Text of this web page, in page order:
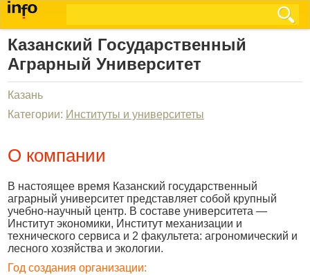
Казанский Государственный
Аграрный Университет
Казань
Категории: Институты и университеты
О компании
В настоящее время Казанский государственный
аграрный университет представляет собой крупный
учебно-научный центр. В составе университета —
Институт экономики, Институт механизации и
технического сервиса и 2 факультета: агрономический и
лесного хозяйства и экологии.
Год создания организации: